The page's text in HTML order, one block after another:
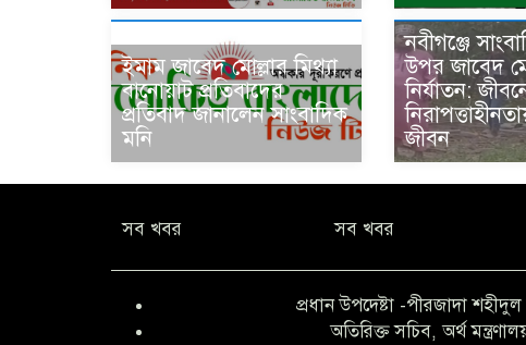
ইমাম জাবেদ মোল্লার মিথ্যা
বানোয়াট প্রতিবাদের
প্রতিবাদ জানালেন সাংবাদিক
মনি
নবীগঞ্জে
উপর জাবেদ
নির্যাতন:
জীবন
সব খবর সব খবর
প্রধান উপদেষ্টা -পীরজাদা
অতিরিক্ত সচিব, অর্থ